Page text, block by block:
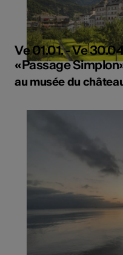
Ve 01.01. - Ve
«Passage
au musée du